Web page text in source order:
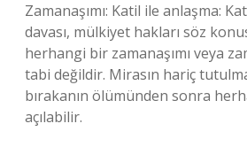
Zamanaşımı: Katil ile anlaşma:
davası, mülkiyet hakları söz
herhangi bir zamanaşımı veya
tabi değildir. Mirasın hariç
bırakanın ölümünden sonra
açılabilir.